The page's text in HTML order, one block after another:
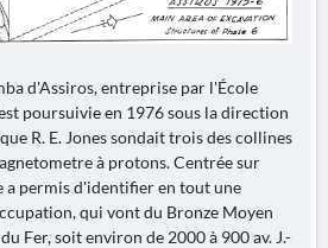
d'Assiros, entreprise par l'École
poursuivie en 1976 sous la direction
R. E. Jones sondait trois des collines
à protons. Centrée sur
a permis d'identifier en tout une
qui vont du Bronze Moyen
Fer, soit environ de 2000 à 900 av. J.-